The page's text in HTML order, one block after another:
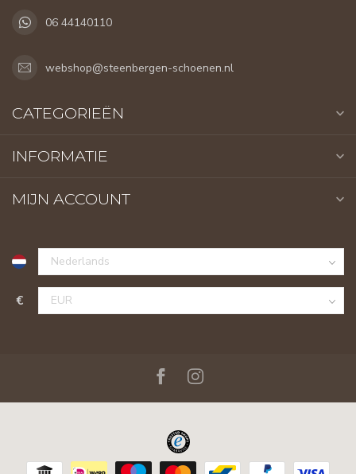
06 44140110
webshop@steenbergen-schoenen.nl
CATEGORIEËN
INFORMATIE
MIJN ACCOUNT
€